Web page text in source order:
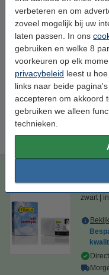
verbeteren en om
zoveel mogelijk bij uw
laten passen. In ons
gebruiken en welke 8
voorkeuren op elk
privacybeleid leest u
links naar beide
accepteren om akkoord
gebruiken we alleen
technieken.
€
Bespaar42,6%op uw inkt
Bespaar op uw
Epson 79XL (T7901)
(123inkt huismerk)
€ 24,50
Tip
Wij adviseren u om i.p.v.
Epson 79XL (T7901)
(123inkt huismerk)
zwart